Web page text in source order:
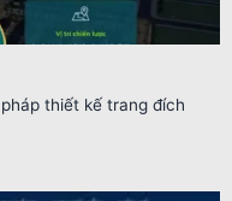
thiết kế trang đích